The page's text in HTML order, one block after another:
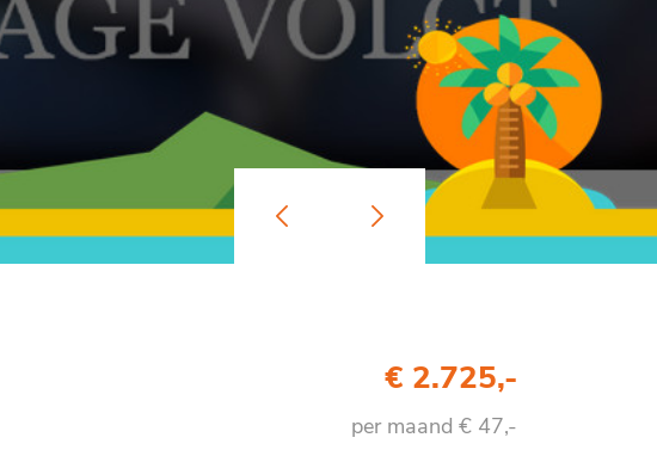
€ 2.725,-
per maand € 47,-